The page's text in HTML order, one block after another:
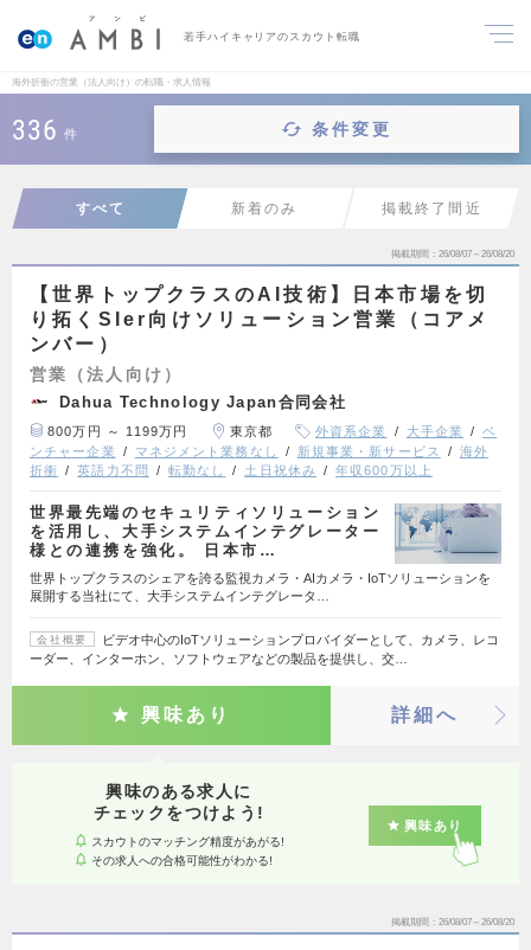
若手ハイキャリアのスカウト転職
海外折衝の営業（法人向け）の転職・求人情報
336 件 条件変更
すべて 新着のみ 掲載終了間近
掲載期間 26/08/07～26/08/20
【世界トップクラスのAI技術】日本市場を切
り拓くSIer向けソリューション営業（コアメ
ンバー）
営業（法人向け）
Dahua Technology Japan合同会社
800万円 ～ 1199万円 東京都 外資系企業 大手企業
ベ
ンチャー企業
マネジメント業務なし 新規事業・新サービス
海外
折衝
英語力不問 転勤なし 土日祝休み 年収600万以上
世界最先端のセキュリティソリューション
を活用し、大手システムインテグレーター
様との連携を強化。 日本市…
世界トップクラスのシェアを誇る監視カメラ・AIカメラ・IoTソリューションを
展開する当社にて、大手システムインテグレータ…
会社概要
ビデオ中心のIoTソリューションプロバイダーとして、カメラ、レコ
ーダー、インターホン、ソフトウェアなどの製品を提供し、交…
興味あり 詳細へ
興味のある求人に
チェックをつけよう!
スカウトのマッチング精度があがる!
その求人への合格可能性がわかる!
興味あり
掲載期間 26/08/07～26/08/20